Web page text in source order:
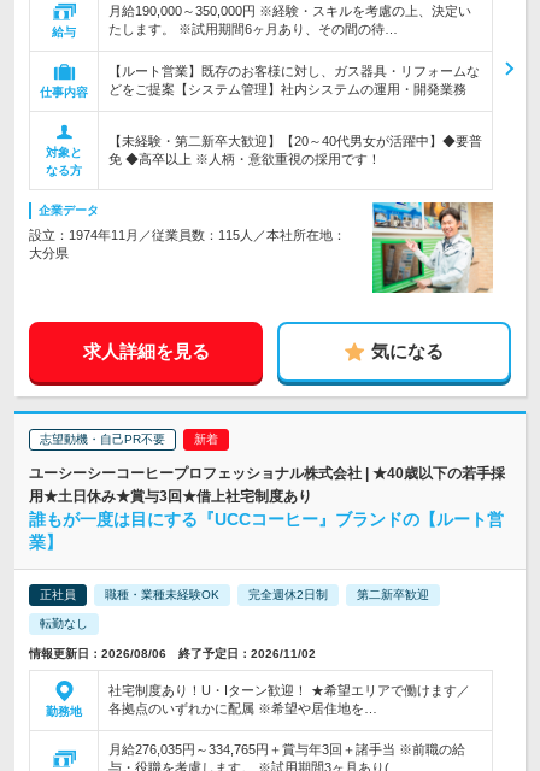
給与
月給190,000～350,000円 ※経験・スキルを考慮の上、決定い
たします。 ※試用期間6ヶ月あり、その間の待…
仕事内容
【ルート営業】既存のお客様に対し、ガス器具・リフォームな
どをご提案【システム管理】社内システムの運用・開発業務
対象と
なる方
【未経験・第二新卒大歓迎】【20～40代男女が活躍中】◆要普
免 ◆高卒以上 ※人柄・意欲重視の採用です！
企業データ
設立：1974年11月／従業員数：115人／本社所在地：
大分県
求人詳細を見る 気になる
志望動機・自己PR不要
ユーシーシーコーヒープロフェッショナル株式会社 | ★40歳以下の若手採
用★土日休み★賞与3回★借上社宅制度あり
誰もが一度は目にする『UCCコーヒー』ブランドの【ルート営
業】
正社員 職種・業種未経験OK 完全週休2日制 第二新卒歓迎
転勤なし
情報更新日：2026/08/06 終了予定日：2026/11/02
勤務地
社宅制度あり！U・Iターン歓迎！ ★希望エリアで働けます／
各拠点のいずれかに配属 ※希望や居住地を…
月給276,035円～334,765円＋賞与年3回＋諸手当 ※前職の給
与・役職を考慮します。 ※試用期間3ヶ月あり(…